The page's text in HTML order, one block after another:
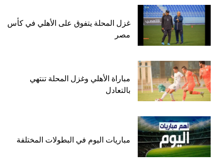
غزل المحلة يتفوق على الأهلي في كأس
مصر
مباراة الأهلي وغزل المحلة تنتهي
بالتعادل
مباريات اليوم في البطولات المختلفة